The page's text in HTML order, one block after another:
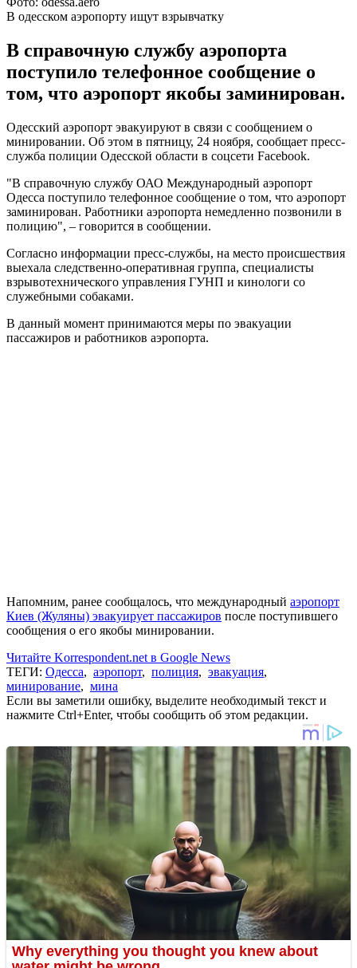
В одесском аэропорту ищут взрывчатку
В справочную службу аэропорта
поступило телефонное сообщение о
том, что аэропорт якобы заминирован.
Одесский аэропорт эвакуируют в связи с сообщением о
минировании. Об этом в пятницу, 24 ноября, сообщает пресс-
служба полиции Одесской области в соцсети Facebook.
"В справочную службу ОАО Международный аэропорт
Одесса поступило телефонное сообщение о том, что аэропорт
заминирован. Работники аэропорта немедленно позвонили в
полицию", – говорится в сообщении.
Согласно информации пресс-службы, на место происшествия
выехала следственно-оперативная группа, специалисты
взрывотехнического управления ГУНП и кинологи со
служебными собаками.
В данный момент принимаются меры по эвакуации
пассажиров и работников аэропорта.
Напомним, ранее сообщалось, что международный аэропорт
Киев (Жуляны) эвакуирует пассажиров после поступившего
сообщения о его якобы минировании.
Читайте Korrespondent.net в Google News
ТЕГИ: Одесса, аэропорт, полиция, эвакуация,
минирование, мина
Если вы заметили ошибку, выделите необходимый текст и
нажмите Ctrl+Enter, чтобы сообщить об этом редакции.